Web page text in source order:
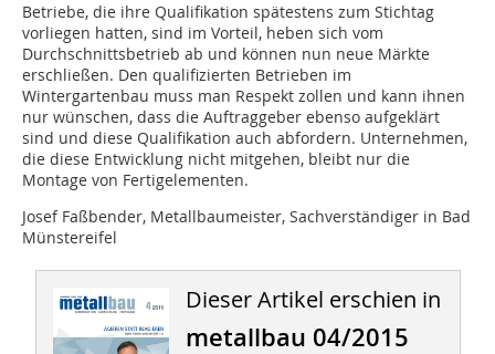
Betriebe, die ihre Qualifikation spätestens zum Stichtag
vorliegen hatten, sind im Vorteil, heben sich vom
Durchschnittsbetrieb ab und können nun neue Märkte
erschließen. Den qualifizierten Betrieben im
Wintergartenbau muss man Respekt zollen und kann ihnen
nur wünschen, dass die Auftraggeber ebenso aufgeklärt
sind und diese Qualifikation auch abfordern. Unternehmen,
die diese Entwicklung nicht mitgehen, bleibt nur die
Montage von Fertigelementen.
Josef Faßbender, Metallbaumeister, Sachverständiger in Bad
Münstereifel
Dieser Artikel erschien in
metallbau 04/2015